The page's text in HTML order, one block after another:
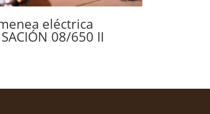
eléctrica
08/650 II